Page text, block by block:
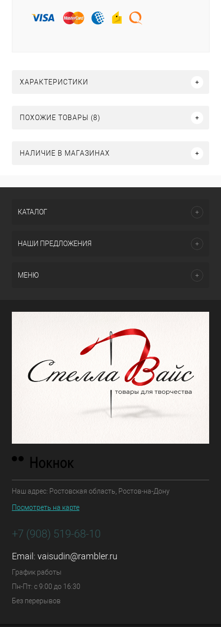
ХАРАКТЕРИСТИКИ
ПОХОЖИЕ ТОВАРЫ (8)
НАЛИЧИЕ В МАГАЗИНАХ
КАТАЛОГ
НАШИ ПРЕДЛОЖЕНИЯ
МЕНЮ
Наш адрес: Ростовская область, Ростов-на-Дону
Посмотреть на карте
+7 (908) 519-68-10
Email: vaisudin@rambler.ru
График работы
Пн-Пт: с 9:00 до 16:30
Без перерывов